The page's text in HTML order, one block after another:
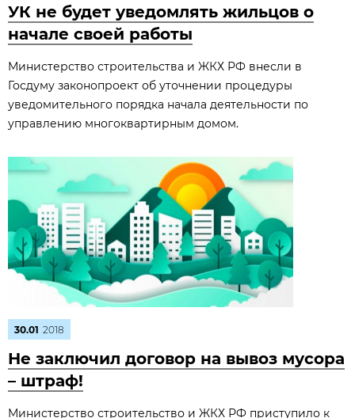
УК не будет уведомлять жильцов о
начале своей работы
Министерство строительства и ЖКХ РФ внесли в
Госдуму законопроект об уточнении процедуры
уведомительного порядка начала деятельности по
управлению многоквартирным домом.
30.01 2018
Не заключил договор на вывоз мусора
– штраф!
Министерство строительство и ЖКХ РФ приступило к